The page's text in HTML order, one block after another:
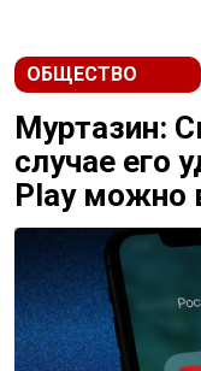
ОБЩЕСТВО
Муртазин:
случае его
Play можно